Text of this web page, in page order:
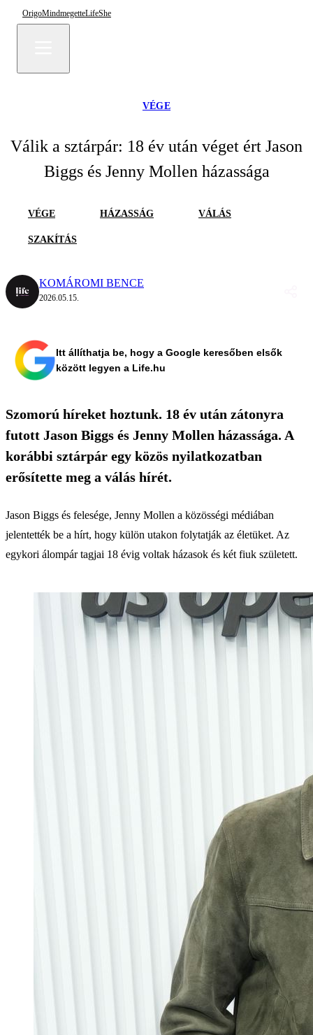
OrigoMindmegetteLifeShe
VÉGE
Válik a sztárpár: 18 év után véget ért Jason
Biggs és Jenny Mollen házassága
VÉGE HÁZASSÁG VÁLÁS
SZAKÍTÁS
KOMÁROMI BENCE
2026.05.15.
Itt állíthatja be, hogy a Google keresőben elsők
között legyen a Life.hu
Szomorú híreket hoztunk. 18 év után zátonyra
futott Jason Biggs és Jenny Mollen házassága. A
korábbi sztárpár egy közös nyilatkozatban
erősítette meg a válás hírét.
Jason Biggs és felesége, Jenny Mollen a közösségi médiában
jelentették be a hírt, hogy külön utakon folytatják az életüket. Az
egykori álompár tagjai 18 évig voltak házasok és két fiuk született.